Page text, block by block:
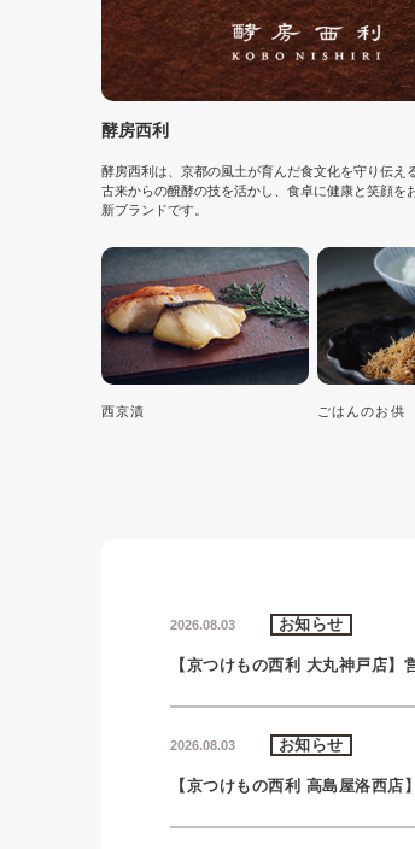
酵房西利
酵房西利は、京都の風土が育んだ食文化を守り伝え
古来からの醗酵の技を活かし、食卓に健康と笑顔を
新ブランドです。
西京漬 ごはんのお供
2026.08.03 お知らせ
【京つけもの西利 大丸神戸店】
2026.08.03 お知らせ
【京つけもの西利 高島屋洛西店